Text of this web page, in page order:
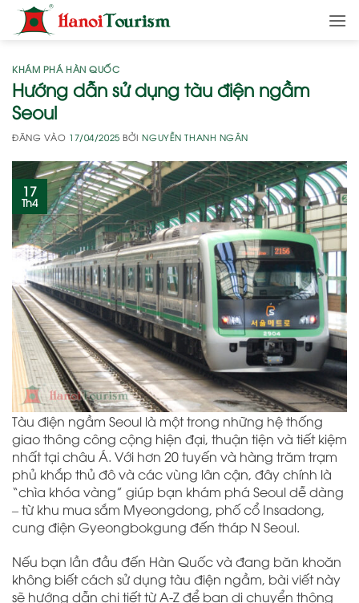
qua
dungKHÁM PHÁ HÀN QUỐC
Hướng dẫn sử dụng tàu điện ngầm
Seoul
ĐĂNG VÀO 17/04/2025 BỞINGUYỄN THANH NGÂN
17
Th4
Tàu điện ngầm Seoul là một trong những hệ thống
giao thông công cộng hiện đại, thuận tiện và tiết kiệm
nhất tại châu Á. Với hơn 20 tuyến và hàng trăm trạm
phủ khắp thủ đô và các vùng lân cận, đây chính là
“chìa khóa vàng” giúp bạn khám phá Seoul dễ dàng
– từ khu mua sắm Myeongdong, phố cổ Insadong,
cung điện Gyeongbokgung đến tháp N Seoul.
Nếu bạn lần đầu đến Hàn Quốc và đang băn khoăn
không biết cách sử dụng tàu điện ngầm, bài viết này
sẽ hướng dẫn chi tiết từ A-Z để bạn di chuyển thông